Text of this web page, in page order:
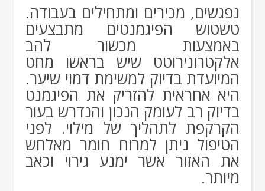
נפגשים, מכירים ומתחילים בעבודה.
טשטוש הפיגמנטים מתבצעים
באמצעות מכשור להב
אלקטרונירוטט שיש בראשו מחט
המיועדת בדיוק למשימת דמוי שיער.
היא אחראית להזריק את הפיגמנט
בדיוק רב לעומק הנכון והנדרש בעור
הקרקפת לתהליך של מילוי. לפני
הטיפול ניתן למרוח חומר מאלחש
את האזור אשר ימנע גירוי וכאב
מיותר.